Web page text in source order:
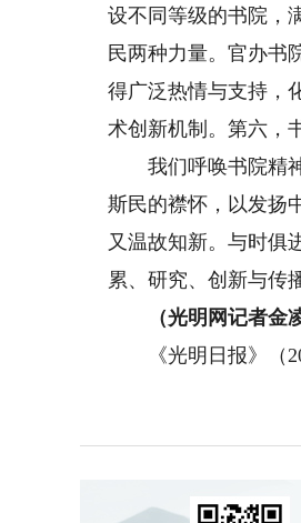
设不同等级的书院，
民两种力量。官办书
得广泛热情与支持，
术创新机制。第六，
我们呼唤书院精神
斯民的襟怀，以发扬
又温故知新。与时俱
累、研究、创新与传
（光明网记者金凌
《光明日报》（